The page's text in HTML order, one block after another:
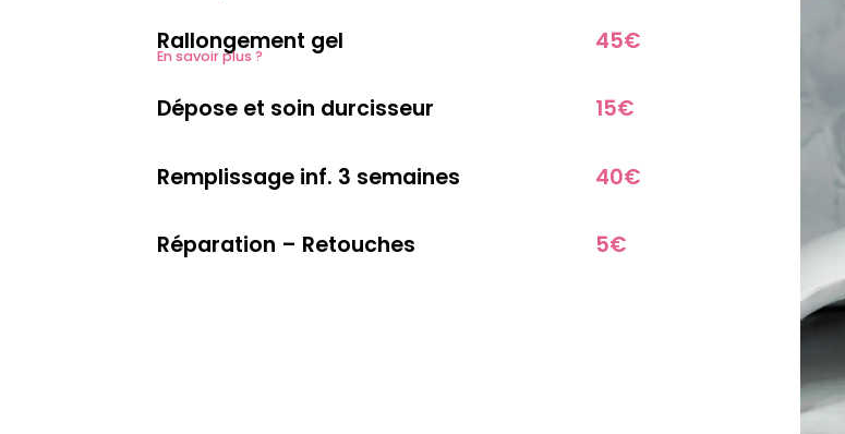
Rallongement gel
En savoir plus ?
45€
Dépose et soin durcisseur 15€
Remplissage inf. 3 semaines 40€
Réparation – Retouches 5€